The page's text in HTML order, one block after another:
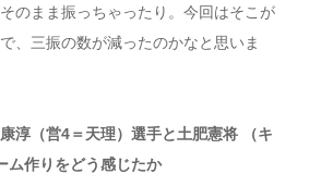
のまま振っちゃったり。今回はそこが
、三振の数が減ったのかなと思いま
淳（営4＝天理）選手と土肥憲将 （キ
ム作りをどう感じたか